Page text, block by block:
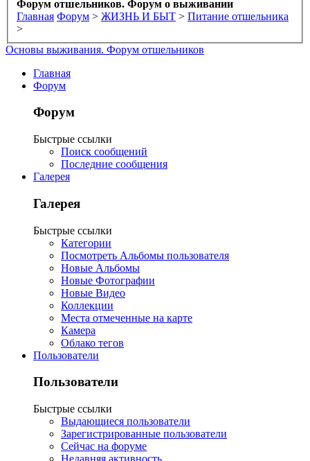
Форум отшельников. Форум о выживании
Главная Форум > ЖИЗНЬ И БЫТ > Питание отшельника
>
Основы выживания. Форум отшельников
Главная
Форум
Форум
Быстрые ссылки
Поиск сообщений
Последние сообщения
Галерея
Галерея
Быстрые ссылки
Категории
Посмотреть Альбомы пользователя
Новые Альбомы
Новые Фотографии
Новые Видео
Коллекции
Места отмеченные на карте
Камера
Облако тегов
Пользователи
Пользователи
Быстрые ссылки
Выдающиеся пользователи
Зарегистрированные пользователи
Сейчас на форуме
Недавняя активность